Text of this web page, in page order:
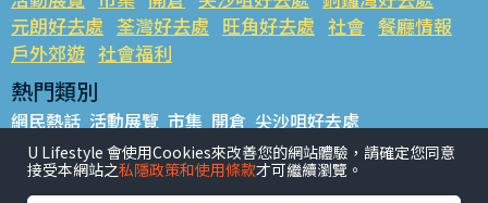
元朗好去處 荃灣好去處 旺角好去處 社會 餐廳情報
戶外郊遊 社會福利
熱門類別
網民熱話 活動展覽 市集 開倉 尖沙咀好去處
銅鑼灣好去處 元朗好去處 荃灣好去處 旺角好去處 社會
餐廳情報 戶外郊遊
U Lifestyle 會使用Cookies來改善您的網站體驗，請確定您同意
接受本網站之私隱政策和使用條款才可繼續瀏覽。